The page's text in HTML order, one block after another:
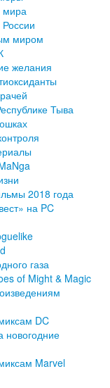
мира
миром
желания
Тыва
2018 года
на PC
газа
of Might & Magic
DC
новогодние
Marvel